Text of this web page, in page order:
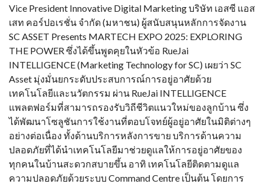
Vice President Innovative Digital Marketing บริษัท เอสซี แอส
เสท คอร์ปอเรชั่น จำกัด (มหาชน) ผู้สนับสนุนหลักการจัดงาน
SC ASSET Presents MARTECH EXPO 2025: EXPLORING
THE POWER ซึ่งได้ขึ้นพูดคุยในหัวข้อ RueJai
INTELLIGENCE (Marketing Technology for SC) เผยว่า SC
Asset มุ่งมั่นยกระดับประสบการณ์การอยู่อาศัยด้วย
เทคโนโลยีและนวัตกรรม ผ่าน RueJai INTELLIGENCE
แพลตฟอร์มที่สามารถรองรับวิถีชีวิตแนวใหม่ของลูกบ้าน ซึ่ง
ได้พัฒนาโซลูชันการใช้งานที่ตอบโจทย์ผู้อยู่อาศัยในมิติต่างๆ
อย่างต่อเนื่อง ทั้งด้านบริการหลังการขาย บริการด้านความ
ปลอดภัยที่ได้นำเทคโนโลยีมาช่วยดูแลให้การอยู่อาศัยของ
ทุกคนในบ้านสะดวกสบายขึ้น อาทิ เทคโนโลยีติดตามดูแล
ความปลอดภัยด้วยระบบ Command Centre เป็นต้น โดยการ